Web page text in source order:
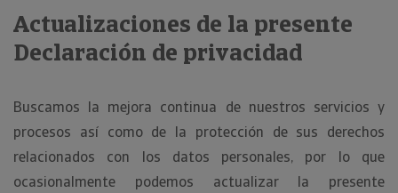
Actualizaciones de la presente
Declaración de privacidad
Buscamos la mejora continua de nuestros servicios y
procesos así como de la protección de sus derechos
relacionados con los datos personales, por lo que
ocasionalmente podemos actualizar la presente